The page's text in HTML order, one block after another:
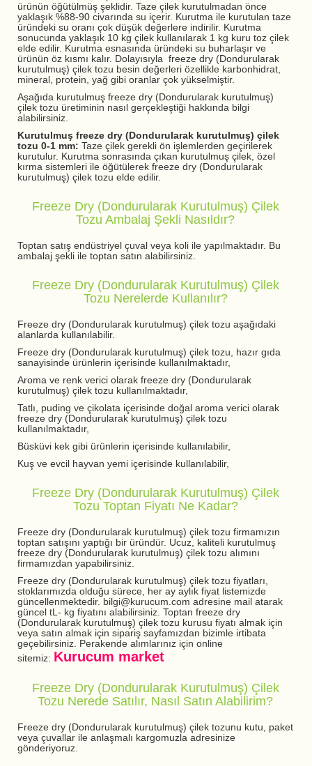
ürünün öğütülmüş şeklidir. Taze çilek kurutulmadan önce
yaklaşık %88-90 civarında su içerir. Kurutma ile kurutulan taze
üründeki su oranı çok düşük değerlere indirilir. Kurutma
sonucunda yaklaşık 10 kg çilek kullanılarak 1 kg kuru toz çilek
elde edilir. Kurutma esnasında üründeki su buharlaşır ve
ürünün öz kısmı kalır. Dolayısıyla freeze dry (Dondurularak
kurutulmuş) çilek tozu besin değerleri özellikle karbonhidrat,
mineral, protein, yağ gibi oranlar çok yükselmiştir.
Aşağıda kurutulmuş freeze dry (Dondurularak kurutulmuş)
çilek tozu üretiminin nasıl gerçekleştiği hakkında bilgi
alabilirsiniz.
Kurutulmuş freeze dry (Dondurularak kurutulmuş) çilek
tozu 0-1 mm: Taze çilek gerekli ön işlemlerden geçirilerek
kurutulur. Kurutma sonrasında çıkan kurutulmuş çilek, özel
kırma sistemleri ile öğütülerek freeze dry (Dondurularak
kurutulmuş) çilek tozu elde edilir.
Freeze Dry (Dondurularak Kurutulmuş) Çilek
Tozu Ambalaj Şekli Nasıldır?
Toptan satış endüstriyel çuval veya koli ile yapılmaktadır. Bu
ambalaj şekli ile toptan satın alabilirsiniz.
Freeze Dry (Dondurularak Kurutulmuş) Çilek
Tozu Nerelerde Kullanılır?
Freeze dry (Dondurularak kurutulmuş) çilek tozu aşağıdaki
alanlarda kullanılabilir.
Freeze dry (Dondurularak kurutulmuş) çilek tozu, hazır gıda
sanayisinde ürünlerin içerisinde kullanılmaktadır,
Aroma ve renk verici olarak freeze dry (Dondurularak
kurutulmuş) çilek tozu kullanılmaktadır,
Tatlı, puding ve çikolata içerisinde doğal aroma verici olarak
freeze dry (Dondurularak kurutulmuş) çilek tozu
kullanılmaktadır,
Büsküvi kek gibi ürünlerin içerisinde kullanılabilir,
Kuş ve evcil hayvan yemi içerisinde kullanılabilir,
Freeze Dry (Dondurularak Kurutulmuş) Çilek
Tozu Toptan Fiyatı Ne Kadar?
Freeze dry (Dondurularak kurutulmuş) çilek tozu firmamızın
toptan satışını yaptığı bir üründür. Ucuz, kaliteli kurutulmuş
freeze dry (Dondurularak kurutulmuş) çilek tozu alımını
firmamızdan yapabilirsiniz.
Freeze dry (Dondurularak kurutulmuş) çilek tozu fiyatları,
stoklarımızda olduğu sürece, her ay aylık fiyat listemizde
güncellenmektedir. bilgi@kurucum.com adresine mail atarak
güncel tL- kg fiyatını alabilirsiniz. Toptan freeze dry
(Dondurularak kurutulmuş) çilek tozu kurusu fiyatı almak için
veya satın almak için sipariş sayfamızdan bizimle irtibata
geçebilirsiniz. Perakende alımlarınız için online
sitemiz: Kurucum market
Freeze Dry (Dondurularak Kurutulmuş) Çilek
Tozu Nerede Satılır, Nasıl Satın Alabilirim?
Freeze dry (Dondurularak kurutulmuş) çilek tozunu kutu, paket
veya çuvallar ile anlaşmalı kargomuzla adresinize
gönderiyoruz.